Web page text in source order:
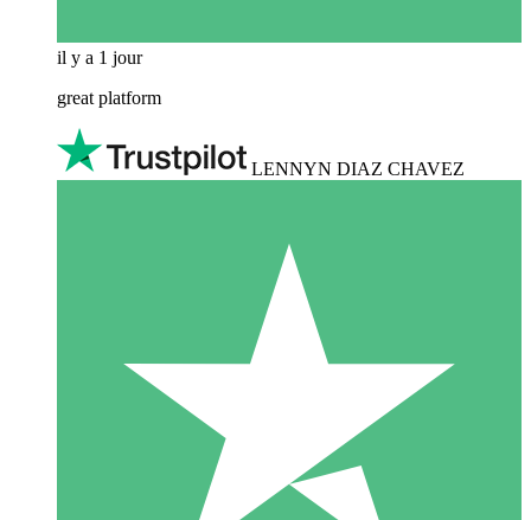
il y a 1 jour
great platform
LENNYN DIAZ CHAVEZ